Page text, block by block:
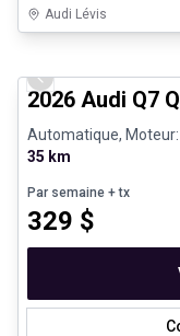
Audi Lévis
Previous slide
2026 Audi Q7
Automatique, Moteur:
35 km
Par semaine + tx
329 $